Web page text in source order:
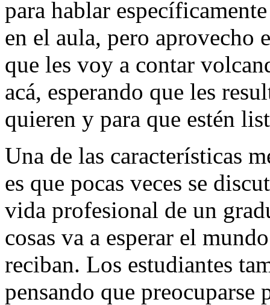
para hablar
en el aula, pero aprovecho
que les voy a contar
acá, esperando que les
quieren y para que estén
Una de las características
es que pocas veces se
vida profesional de un
cosas va a esperar el
reciban. Los estudiantes
pensando que preocuparse